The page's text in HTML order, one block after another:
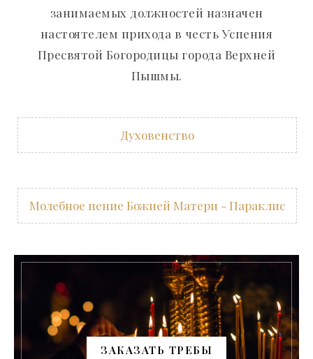
занимаемых должностей назначен
настоятелем прихода в честь Успения
Пресвятой Богородицы города Верхней
Пышмы.
Духовенство
Молебное пение Божией Матери - Параклис
ЗАКАЗАТЬ ТРЕБЫ